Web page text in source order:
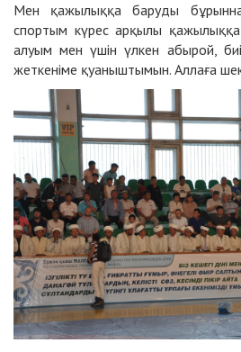
Мен қажылыққа баруды
спортым күрес арқылы қажылыққа
алуым мен үшін үлкен абырой,
жеткеніме қуаныштымын. Аллаға